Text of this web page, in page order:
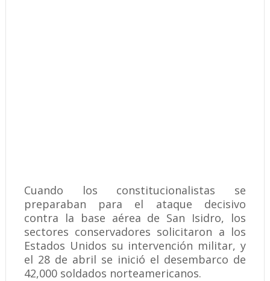
Cuando los constitucionalistas se
preparaban para el ataque decisivo
contra la base aérea de San Isidro, los
sectores conservadores solicitaron a los
Estados Unidos su intervención militar, y
el 28 de abril se inició el desembarco de
42,000 soldados norteamericanos.